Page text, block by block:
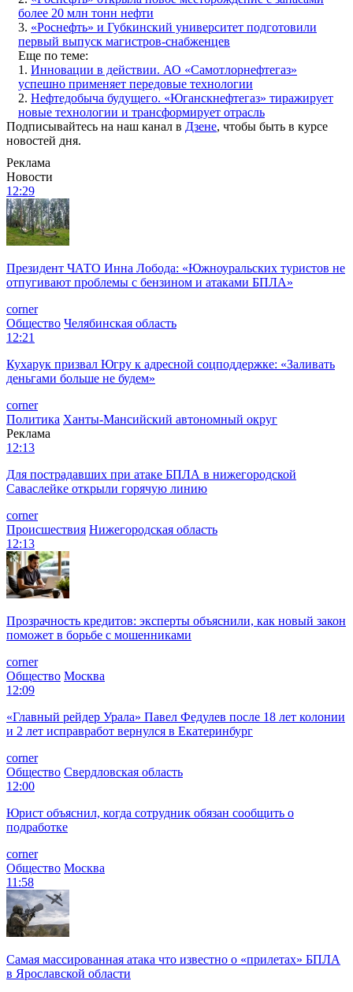
более 20 млн тонн нефти
3. «Роснефть» и Губкинский университет подготовили
первый выпуск магистров-снабженцев
Еще по теме:
1. Инновации в действии. АО «Самотлорнефтегаз»
успешно применяет передовые технологии
2. Нефтедобыча будущего. «Юганскнефтегаз» тиражирует
новые технологии и трансформирует отрасль
Подписывайтесь на наш канал в Дзене, чтобы быть в курсе
новостей дня.
Реклама
Новости
12:29
Президент ЧАТО Инна Лобода: «Южноуральских туристов не
отпугивают проблемы с бензином и атаками БПЛА»
corner
Общество Челябинская область
12:21
Кухарук призвал Югру к адресной соцподдержке: «Заливать
деньгами больше не будем»
corner
Политика Ханты-Мансийский автономный округ
Реклама
12:13
Для пострадавших при атаке БПЛА в нижегородской
Саваслейке открыли горячую линию
corner
Происшествия Нижегородская область
12:13
Прозрачность кредитов: эксперты объяснили, как новый закон
поможет в борьбе с мошенниками
corner
Общество Москва
12:09
«Главный рейдер Урала» Павел Федулев после 18 лет колонии
и 2 лет исправработ вернулся в Екатеринбург
corner
Общество Свердловская область
12:00
Юрист объяснил, когда сотрудник обязан сообщить о
подработке
corner
Общество Москва
11:58
Самая массированная атака что известно о «прилетах» БПЛА
в Ярославской области